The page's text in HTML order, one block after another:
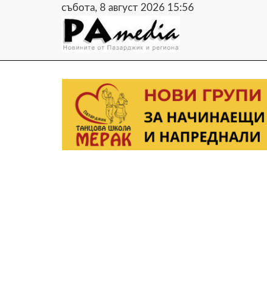
събота, 8 август 2026 15:56